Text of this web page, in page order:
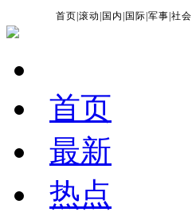
首页 |滚动 国内 国际 |军事 |社会
首页
最新
热点